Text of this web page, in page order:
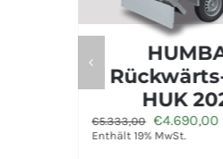
HUMBAUR
Rückwärts-
HUK 202715
Ursprünglicher
Preis
€4.690,00Aktueller
Preis
Enthält 19% MwSt.